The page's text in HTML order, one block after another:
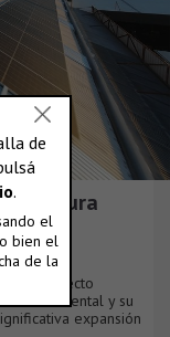
su proyecto
ambiental y su
expansión